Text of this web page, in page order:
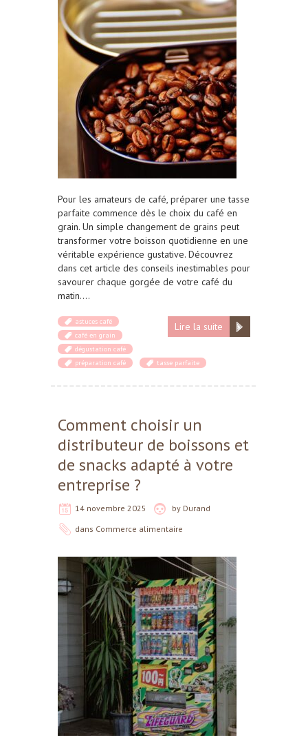
Pour les amateurs de café, préparer une tasse
parfaite commence dès le choix du café en
grain. Un simple changement de grains peut
transformer votre boisson quotidienne en une
véritable expérience gustative. Découvrez
dans cet article des conseils inestimables pour
savourer chaque gorgée de votre café du
matin….
Lire la suite
astuces café
café en grain
dégustation café
préparation café
tasse parfaite
Comment choisir un
distributeur de boissons et
de snacks adapté à votre
entreprise ?
14 novembre 2025 by Durand
dans Commerce alimentaire